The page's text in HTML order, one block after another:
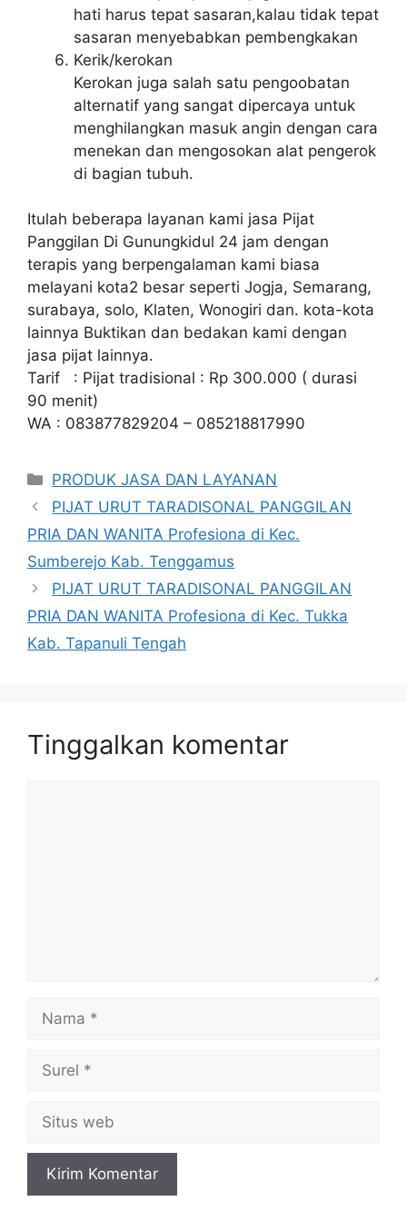
hati harus tepat sasaran,kalau tidak tepat
sasaran menyebabkan pembengkakan
Kerik/kerokan
Kerokan juga salah satu pengoobatan
alternatif yang sangat dipercaya untuk
menghilangkan masuk angin dengan cara
menekan dan mengosokan alat pengerok
di bagian tubuh.
Itulah beberapa layanan kami jasa Pijat
Panggilan Di Gunungkidul 24 jam dengan
terapis yang berpengalaman kami biasa
melayani kota2 besar seperti Jogja, Semarang,
surabaya, solo, Klaten, Wonogiri dan. kota-kota
lainnya Buktikan dan bedakan kami dengan
jasa pijat lainnya.
Tarif : Pijat tradisional : Rp 300.000 ( durasi
90 menit)
WA : 083877829204 – 085218817990
Kategori
PRODUK JASA DAN LAYANAN
PIJAT URUT TARADISONAL PANGGILAN
PRIA DAN WANITA Profesiona di Kec.
Sumberejo Kab. Tenggamus
PIJAT URUT TARADISONAL PANGGILAN
PRIA DAN WANITA Profesiona di Kec. Tukka
Kab. Tapanuli Tengah
Tinggalkan komentar
Nama
Surel
Situs
web